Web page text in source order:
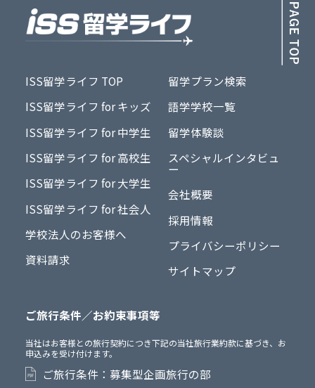
ISS留学ライフ TOP
ISS留学ライフ for キッズ
ISS留学ライフ for 中学生
ISS留学ライフ for 高校生
ISS留学ライフ for 大学生
ISS留学ライフ for 社会人
学校法人のお客様へ
資料請求
留学プラン検索
語学学校一覧
留学体験談
スペシャルインタビュ
ー
会社概要
採用情報
プライバシーポリシー
サイトマップ
ご旅行条件／お約束事項等
当社はお客様との旅行契約につき下記の当社旅行業約款に基づき、お
申込みを受け付けます。
ご旅行条件：募集型企画旅行の部